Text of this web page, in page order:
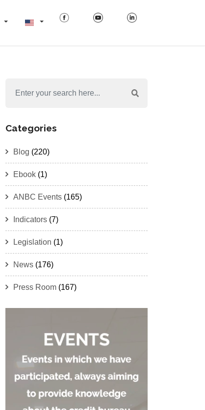
Categories
Blog (220)
Ebook (1)
ANBC Events (165)
Indicators (7)
Legislation (1)
News (176)
Press Room (167)